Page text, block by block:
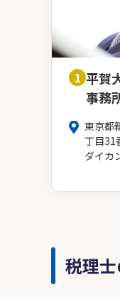
1 平賀
事務
東京都
丁目31
ダイカ
税理